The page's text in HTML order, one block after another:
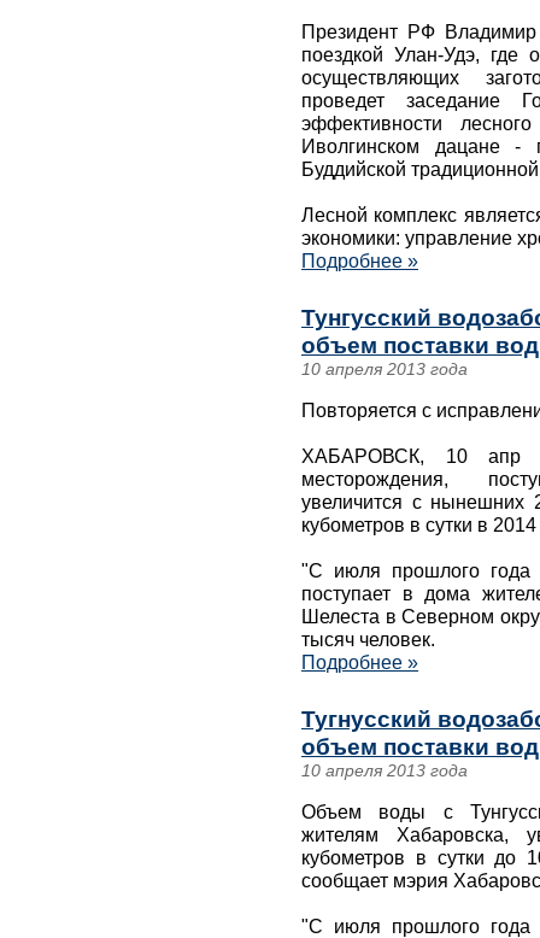
Президент РФ Владимир
поездкой Улан-Удэ, где
осуществляющих
проведет заседание
эффективности
Иволгинском дацане -
Буддийской
Лесной комплекс
экономики: управление
Подробнее »
Тунгусский
объем поставки
10 апреля 2013 года
Повторяется с
ХАБАРОВСК, 10 апр
месторождения,
увеличится с нынешних
кубометров в сутки в
"С июля прошлого года
поступает в дома
Шелеста в Северном
тысяч человек.
Подробнее »
Тугнусский
объем поставки
10 апреля 2013 года
Объем воды с
жителям Хабаровска,
кубометров в сутки до
сообщает мэрия
"С июля прошлого года